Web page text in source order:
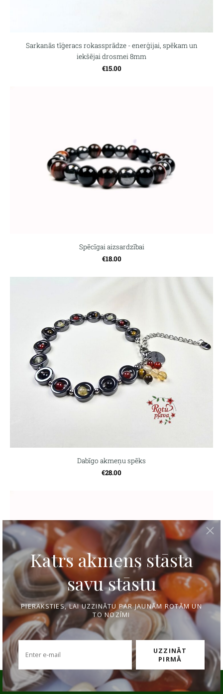
Sarkanās tīģeracs rokassprādze - enerģijai, spēkam un
iekšējai drosmei 8mm
€15.00
Spēcīgai aizsardzībai
€18.00
Dabīgo akmeņu spēks
€28.00
Spēcīgai aizsardzībai
Mēs lietojam sīkfailus pakalpojuma
nodrošināšanai, mārketinga nolūkiem un
pakalpojuma uzlabošanai. Pielāgot
Pieņemt visus
Pieņemt tikai nepieciešamos